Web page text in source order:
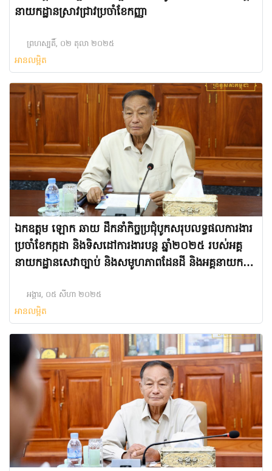
នាយកដ្ឋានស្រាវជ្រាវប្រចាំខែកញ្ញា
ព្រហស្បតិ៍, ០២ តុលា ២០២៥
អានលម្អិត
ឯកឧត្តម ឡោក ឆាយ ដឹកនាំកិច្ចប្រជុំបូកសរុបលទ្ធផលការងារ
ប្រចាំខែកក្កដា និងទិសដៅការងារបន្ត ឆ្នាំ២០២៥ របស់អគ្គ
នាយកដ្ឋានសេវាច្បាប់ និងសមូហភាពដែនដី និងអគ្គនាយក
អង្គារ, ០៥ សីហា ២០២៥
អានលម្អិត